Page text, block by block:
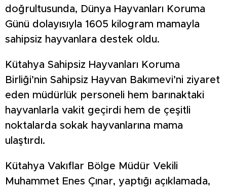
doğrultusunda, Dünya Hayvanları Koruma
Günü dolayısıyla 1605 kilogram mamayla
sahipsiz hayvanlara destek oldu.
Kütahya Sahipsiz Hayvanları Koruma
Birliği’nin Sahipsiz Hayvan Bakımevi’ni ziyaret
eden müdürlük personeli hem barınaktaki
hayvanlarla vakit geçirdi hem de çeşitli
noktalarda sokak hayvanlarına mama
ulaştırdı.
Kütahya Vakıflar Bölge Müdür Vekili
Muhammet Enes Çınar, yaptığı açıklamada,